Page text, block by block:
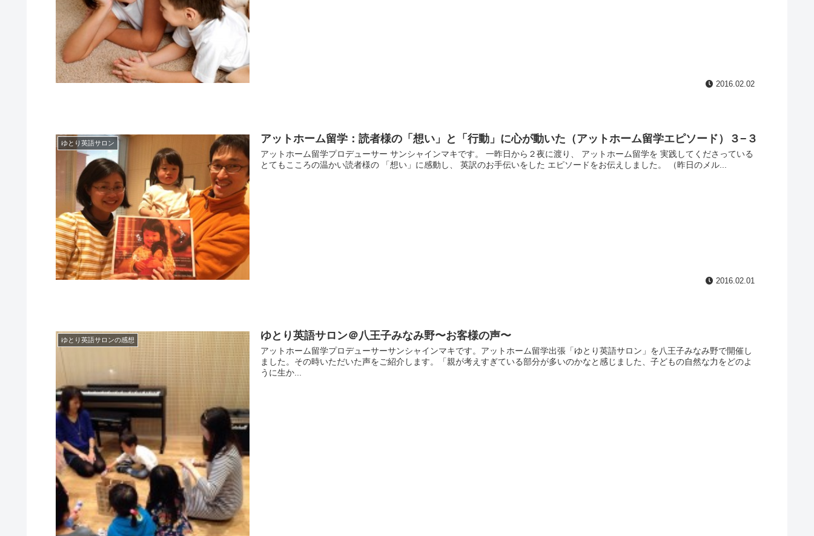
2016.02.02
ゆとり英語サロン アットホーム留学：読者様の「想い」と「行動」に心が動いた（アットホーム留学エピソード）３−３
アットホーム留学プロデューサー サンシャインマキです。 一昨日から２夜に渡り、 アットホーム留学を 実践してくださっている
とてもこころの温かい読者様の 「想い」に感動し、 英訳のお手伝いをした エピソードをお伝えしました。 （昨日のメル...
2016.02.01
ゆとり英語サロンの感想 ゆとり英語サロン＠八王子みなみ野〜お客様の声〜
アットホーム留学プロデューサーサンシャインマキです。アットホーム留学出張「ゆとり英語サロン」を八王子みなみ野で開催し
ました。その時いただいた声をご紹介します。「親が考えすぎている部分が多いのかなと感じました、子どもの自然な力をどのよ
うに生か...